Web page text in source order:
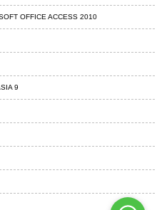
OFFICE ACCESS 2010
9